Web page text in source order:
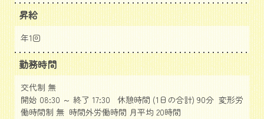
昇給
年1回
勤務時間
交代制 無
開始 08:30 ～ 終了 17:30 休憩時間 (1日の合計) 90分 変形労
働時間制 無 時間外労働時間 月平均 20時間